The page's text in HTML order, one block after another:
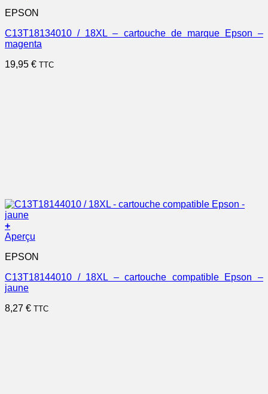
EPSON
C13T18134010 / 18XL – cartouche de marque Epson –
magenta
19,95 € TTC
+
Aperçu
EPSON
C13T18144010 / 18XL – cartouche compatible Epson –
jaune
8,27 € TTC